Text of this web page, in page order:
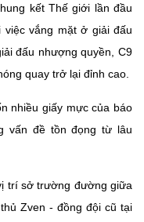
kết Thế giới lần đầu
vắng mặt ở giải đấu
đấu nhượng quyền, C9
quay trở lại đỉnh cao.
nhiều giấy mực của báo
vấn đề tồn đọng từ lâu
trí sở trường đường giữa
Zven - đồng đội cũ tại